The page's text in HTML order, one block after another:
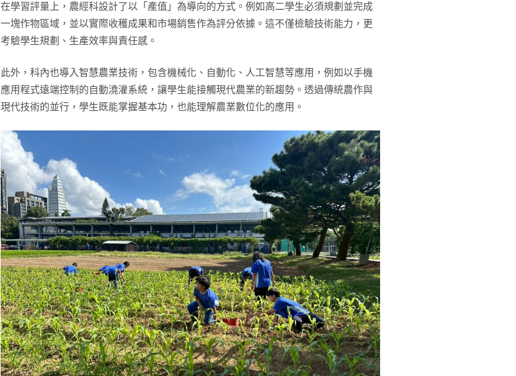
在學習評量上，農經科設計了以「產值」為導向的方式。例如高二學生必須規劃並完成
一塊作物區域，並以實際收穫成果和市場銷售作為評分依據。這不僅檢驗技術能力，更
考驗學生規劃、生產效率與責任感。
此外，科內也導入智慧農業技術，包含機械化、自動化、人工智慧等應用，例如以手機
應用程式遠端控制的自動澆灌系統，讓學生能接觸現代農業的新趨勢。透過傳統農作與
現代技術的並行，學生既能掌握基本功，也能理解農業數位化的應用。